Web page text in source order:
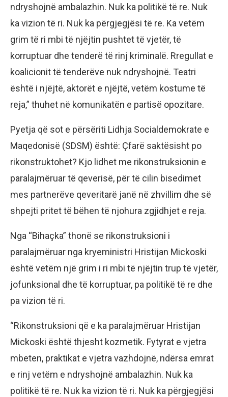
ndryshojnë ambalazhin. Nuk ka politikë të re. Nuk
ka vizion të ri. Nuk ka përgjegjësi të re. Ka vetëm
grim të ri mbi të njëjtin pushtet të vjetër, të
korruptuar dhe tenderë të rinj kriminalë. Rregullat e
koalicionit të tenderëve nuk ndryshojnë. Teatri
është i njëjtë, aktorët e njëjtë, vetëm kostume të
reja,” thuhet në komunikatën e partisë opozitare.
Pyetja që sot e përsëriti Lidhja Socialdemokrate e
Maqedonisë (SDSM) është: Çfarë saktësisht po
rikonstruktohet? Kjo lidhet me rikonstruksionin e
paralajmëruar të qeverisë, për të cilin bisedimet
mes partnerëve qeveritarë janë në zhvillim dhe së
shpejti pritet të bëhen të njohura zgjidhjet e reja.
Nga “Bihaçka” thonë se rikonstruksioni i
paralajmëruar nga kryeministri Hristijan Mickoski
është vetëm një grim i ri mbi të njëjtin trup të vjetër,
jofunksional dhe të korruptuar, pa politikë të re dhe
pa vizion të ri.
“Rikonstruksioni që e ka paralajmëruar Hristijan
Mickoski është thjesht kozmetik. Fytyrat e vjetra
mbeten, praktikat e vjetra vazhdojnë, ndërsa emrat
e rinj vetëm e ndryshojnë ambalazhin. Nuk ka
politikë të re. Nuk ka vizion të ri. Nuk ka përgjegjësi